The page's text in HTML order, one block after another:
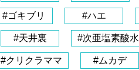
#ゴキブリ #ハエ
#天井裏 #次亜塩素酸水
#クリクラママ #ムカデ